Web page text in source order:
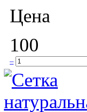
Цена
100
–